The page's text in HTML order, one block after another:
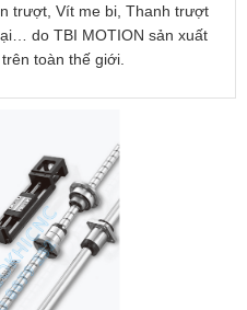
trượt, Vít me bi, Thanh trượt
do TBI MOTION sản xuất
toàn thế giới.